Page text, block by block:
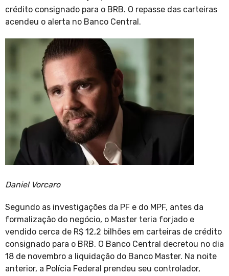
crédito consignado para o BRB. O repasse das carteiras
acendeu o alerta no Banco Central.
Daniel Vorcaro
Segundo as investigações da PF e do MPF, antes da
formalização do negócio, o Master teria forjado e
vendido cerca de R$ 12,2 bilhões em carteiras de crédito
consignado para o BRB. O Banco Central decretou no dia
18 de novembro a liquidação do Banco Master. Na noite
anterior, a Polícia Federal prendeu seu controlador,